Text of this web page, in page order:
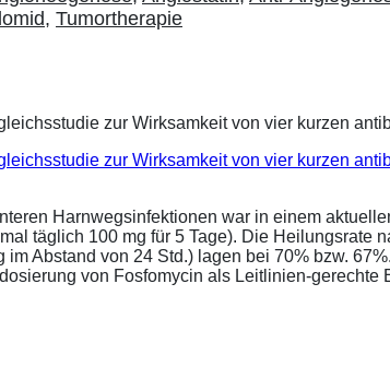
, Tumortherapie
zur Wirksamkeit von vier kurzen
Harnwegsinfektionen war in einem
täglich 100 mg für 5 Tage). Die Heilungsrate
Abstand von 24 Std.) lagen bei 70% bzw.
von Fosfomycin als Leitlinien-gerechte